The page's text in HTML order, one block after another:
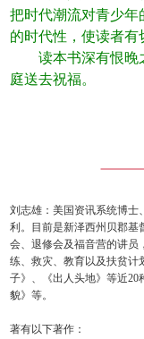
把时代潮流对青少年
的时代性，使读者有
读本书深有恨晚
庭送去祝福。
刘志雄：美国资讯系统博士
利。目前是新泽西州贝郡基
会、退修会及福音营的讲员
练、救灾、教育以及扶贫计
子》、《出人头地》等近
貌》等。
著有以下著作：